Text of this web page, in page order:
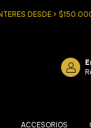
DESDE > $150.000 3
ACCESORIOS